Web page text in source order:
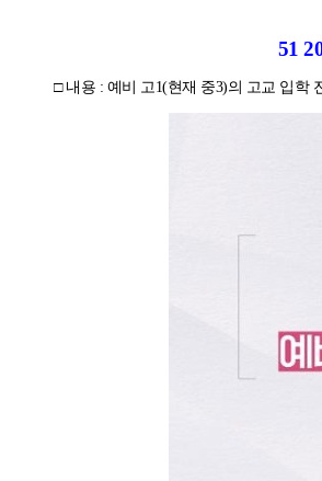
51
□ 내용 : 예비 고1(현재 중3)의 고교 입학